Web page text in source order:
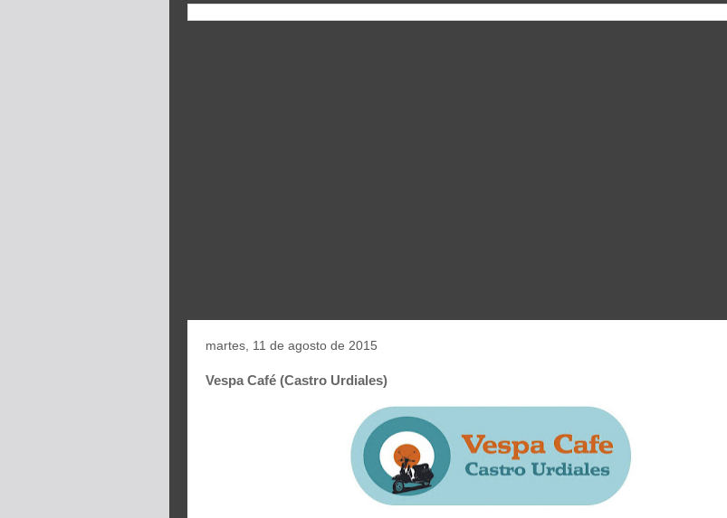
martes, 11 de agosto de 2015
Vespa Café (Castro Urdiales)